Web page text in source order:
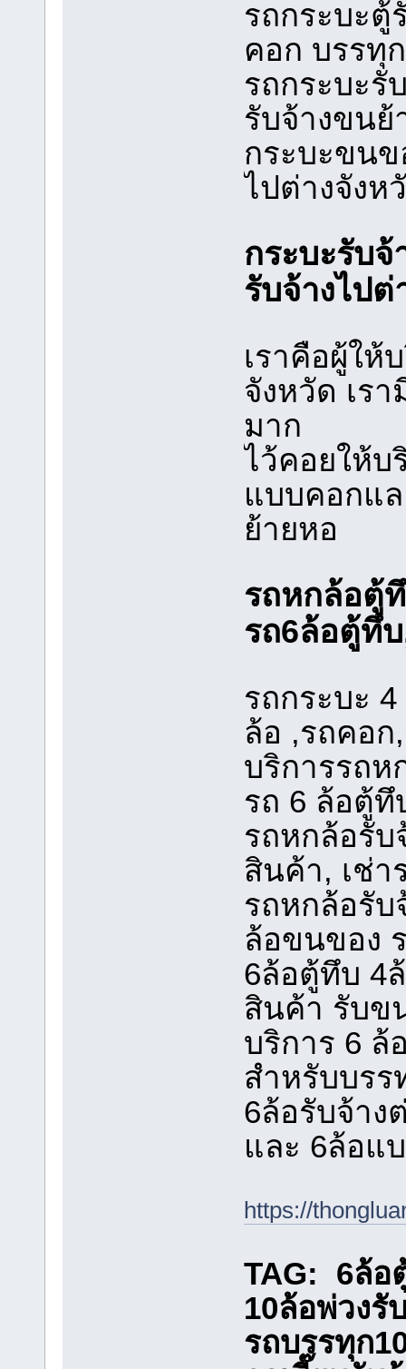
รถกระบะตู้
คอก บรรทุ
รถกระบะรั
รับจ้างขนย้
กระบะขนข
ไปต่างจังห
กระบะรับจ้
รับจ้างไปต่
เราคือผู้ให้
จังหวัด เร
มาก
ไว้คอยให้บ
แบบคอกแ
ย้ายหอ
รถหกล้อตู้
รถ6ล้อตู้ทึ
รถกระบะ
ล้อ ,รถคอ
บริการรถห
รถ 6 ล้อตู้ทึ
รถหกล้อรั
สินค้า, เช่า
รถหกล้อรับ
ล้อขนของ
6ล้อตู้ทึบ 4
สินค้า รับข
บริการ 6
สำหรับบรร
6ล้อรับจ้าง
และ 6ล้อแ
https://
TAG: 6ล้อ
10ล้อพ่วงรั
รถบรรทุก